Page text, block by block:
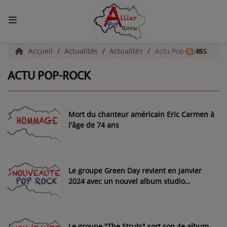
ACCUEIL
Actualités
AGENDA CULTUREL - ALLIER
INFOS POP ROCK
La Radio
EMISSIONS
ARTISTES
Accueil Actualités Actualités Actu Pop-Rock
RSS
ACTU POP-ROCK
Mort du chanteur américain Eric Carmen à
l'âge de 74 ans
Le groupe Green Day revient en janvier
2024 avec un nouvel album studio